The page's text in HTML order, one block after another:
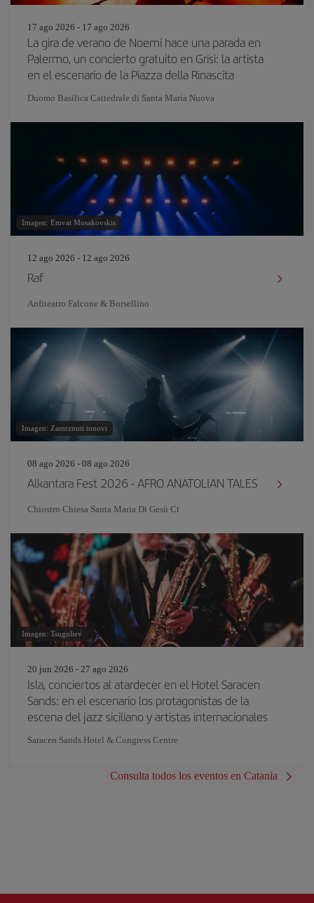
17 ago 2026 - 17 ago 2026
La gira de verano de Noemí hace una parada en
Palermo, un concierto gratuito en Grisì: la artista
en el escenario de la Piazza della Rinascita
Duomo Basilica Cattedrale di Santa Maria Nuova
Imagen: Emvat Mosakovskis
12 ago 2026 - 12 ago 2026
Raf
Anfiteatro Falcone & Borsellino
Imagen: Zamrznuti tonovi
08 ago 2026 - 08 ago 2026
Alkantara Fest 2026 - AFRO ANATOLIAN TALES
Chiostro Chiesa Santa Maria Di Gesù Ct
Imagen: Tsuguliev
20 jun 2026 - 27 ago 2026
Isla, conciertos al atardecer en el Hotel Saracen
Sands: en el escenario los protagonistas de la
escena del jazz siciliano y artistas internacionales
Saracen Sands Hotel & Congress Centre
Consulta todos los eventos en Catania